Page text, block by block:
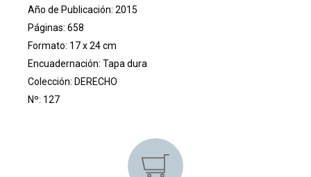
Año de Publicación: 2015
Páginas: 658
Formato: 17 x 24 cm
Encuadernación: Tapa dura
Colección: DERECHO
Nº: 127